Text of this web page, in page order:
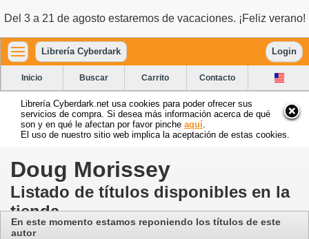
Del 3 a 21 de agosto estaremos de vacaciones. ¡Feliz verano!
Librería Cyberdark Login
Inicio Buscar Carrito Contacto
Librería Cyberdark.net usa cookies para poder ofrecer sus
servicios de compra. Si desea más información acerca de qué
son y en qué le afectan por favor pinche aquí
El uso de nuestro sitio web implica la aceptación de estas cookies.
Doug Morissey
Listado de títulos disponibles en la
tienda
En este momento estamos reponiendo los títulos de este
autor